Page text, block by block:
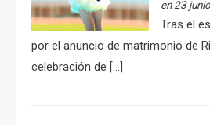
en 23
Tras el
por el anuncio de matrimonio de
celebración de […]